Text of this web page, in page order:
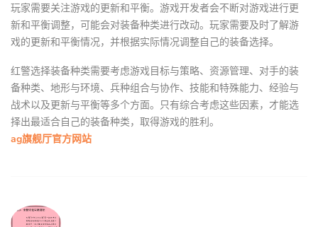
玩家需要关注游戏的更新和平衡。游戏开发者会不断对游戏进行更
新和平衡调整，可能会对装备种类进行改动。玩家需要及时了解游
戏的更新和平衡情况，并根据实际情况调整自己的装备选择。
红警选择装备种类需要考虑游戏目标与策略、资源管理、对手的装
备种类、地形与环境、兵种组合与协作、技能和特殊能力、经验与
战术以及更新与平衡等多个方面。只有综合考虑这些因素，才能选
择出最适合自己的装备种类，取得游戏的胜利。
ag旗舰厅官方网站